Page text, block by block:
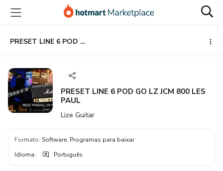
para
conteúdo
principal
para
pagamento
para
rodapé
PRESET LINE 6 POD GO LZ JCM 800 LES PAUL
PRESET LINE 6 POD GO LZ JCM 800 LES
PAUL
Lize Guitar
Formato: Software, Programas para baixar
Idioma: Português